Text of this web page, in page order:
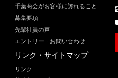
千葉商会がお客様に誇れること​
募集要項
先輩社員の声
エントリー・お問い合わせ
リンク・サイトマップ
リンク